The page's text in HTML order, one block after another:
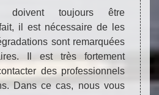
Nettoyage de tapis 38
doivent toujours être
il est nécessaire de les
sont remarquées
Il est très fortement
des professionnels
Dans ce cas, nous vous
Les
Par